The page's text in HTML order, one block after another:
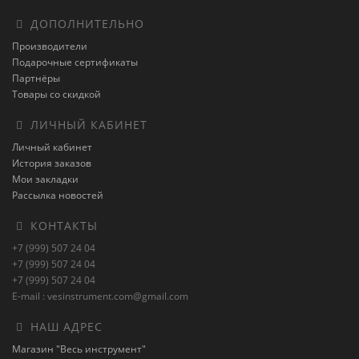
ДОПОЛНИТЕЛЬНО
Производители
Подарочные сертификаты
Партнёры
Товары со скидкой
ЛИЧНЫЙ КАБИНЕТ
Личный кабинет
История заказов
Мои закладки
Рассылка новостей
КОНТАКТЫ
+7 (999) 507 24 04
+7 (999) 507 24 04
+7 (999) 507 24 04
E-mail : vesinstrument.com@gmail.com
НАШ АДРЕС
Магазин "Весь инструмент"